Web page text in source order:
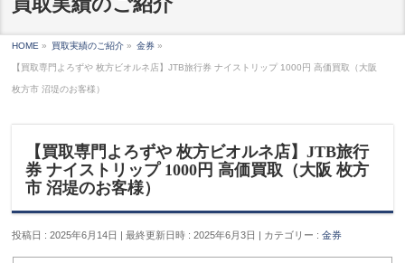
HOME » 買取実績のご紹介 » 金券 »
【買取専門よろずや 枚方ビオルネ店】JTB旅行券 ナイストリップ 1000円 高価買取（大阪
枚方市 沼堤のお客様）
【買取専門よろずや 枚方ビオルネ店】JTB旅行
券 ナイストリップ 1000円 高価買取（大阪 枚方
市 沼堤のお客様）
投稿日 : 2025年6月14日 最終更新日時 : 2025年6月3日 カテゴリー :金券